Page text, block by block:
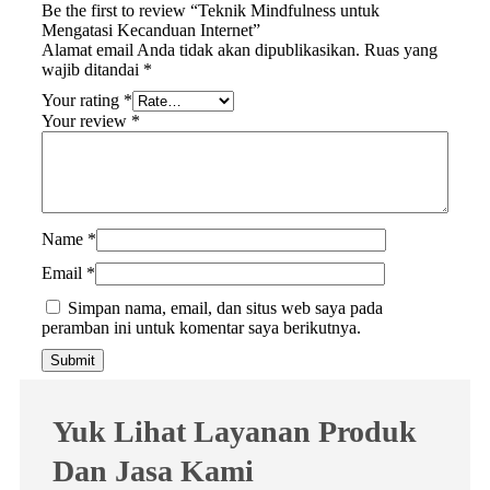
Be the first to review “Teknik Mindfulness untuk
Mengatasi Kecanduan Internet”
Alamat email Anda tidak akan dipublikasikan. Ruas yang
wajib ditandai *
Your rating *
Your review *
Name *
Email *
Simpan nama, email, dan situs web saya pada
peramban ini untuk komentar saya berikutnya.
Yuk Lihat Layanan Produk
Dan Jasa Kami